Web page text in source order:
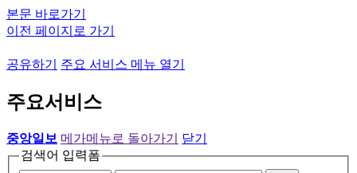
본문 바로가기
이전 페이지로 가기
공유하기 주요 서비스 메뉴 열기
주요서비스
중앙일보 메가메뉴로 돌아가기
닫기
검색어 입력폼